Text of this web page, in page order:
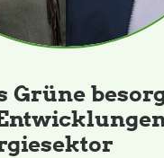
Grüne